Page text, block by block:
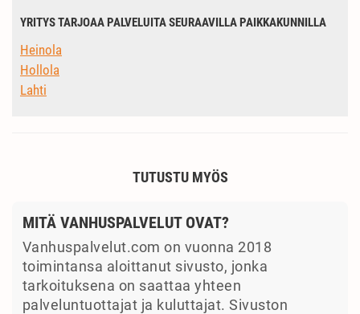
YRITYS TARJOAA PALVELUITA SEURAAVILLA PAIKKAKUNNILLA
Heinola
Hollola
Lahti
TUTUSTU MYÖS
MITÄ VANHUSPALVELUT OVAT?
Vanhuspalvelut.com on vuonna 2018
toimintansa aloittanut sivusto, jonka
tarkoituksena on saattaa yhteen
palveluntuottajat ja kuluttajat. Sivuston